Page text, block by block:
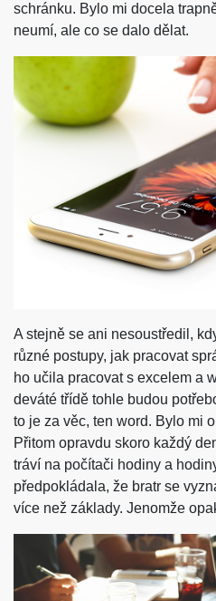
schránku. Bylo mi docela
neumí, ale co se dalo dělat.
A stejně se ani nesoustředil,
různé postupy, jak pracovat
ho učila pracovat s excelem a
deváté třídě tohle budou
to je za věc, ten word. Bylo mi
Přitom opravdu skoro každý
tráví na počítači hodiny a
předpokládala, že bratr se
více než základy. Jenomže